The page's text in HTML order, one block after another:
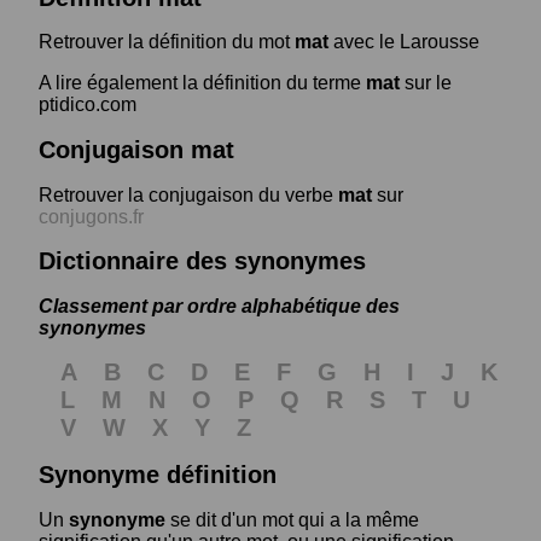
Retrouver la définition du mot mat avec le Larousse
A lire également la définition du terme mat sur le
ptidico.com
Conjugaison mat
Retrouver la conjugaison du verbe mat sur
conjugons.fr
Dictionnaire des synonymes
Classement par ordre alphabétique des
synonymes
A B C D E F G H I J
K
L
M N O P Q R S T
U
V
W X Y
Z
Synonyme définition
Un synonyme se dit d'un mot qui a la même